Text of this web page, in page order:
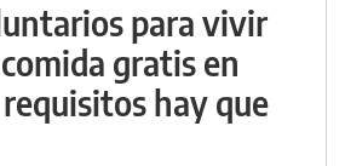
para vivir
gratis en
hay que